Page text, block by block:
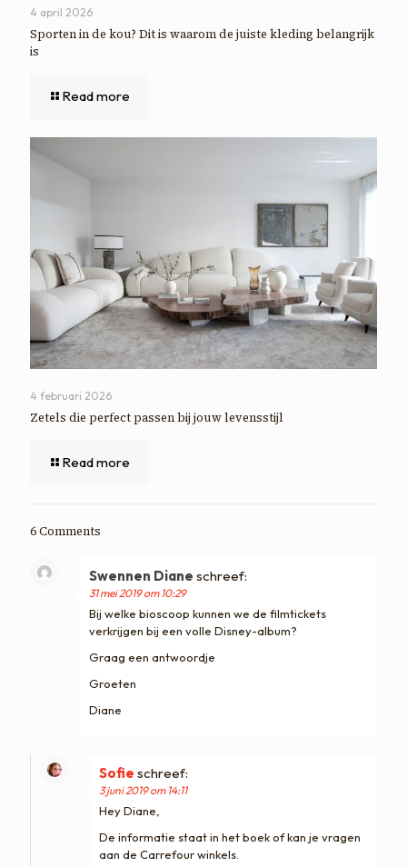
4 april 2026
Sporten in de kou? Dit is waarom de juiste kleding belangrijk
is
Read more
4 februari 2026
Zetels die perfect passen bij jouw levensstijl
Read more
6 Comments
Swennen Diane schreef:
31 mei 2019 om 10:29
Bij welke bioscoop kunnen we de filmtickets
verkrijgen bij een volle Disney-album?
Graag een antwoordje
Groeten
Diane
Sofie schreef:
3 juni 2019 om 14:11
Hey Diane,
De informatie staat in het boek of kan je vragen
aan de Carrefour winkels.